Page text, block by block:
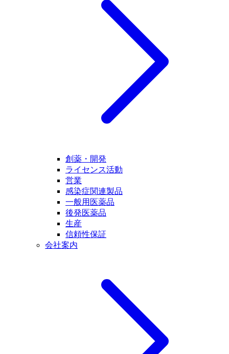
創薬・開発
ライセンス活動
営業
感染症関連製品
一般用医薬品
後発医薬品
生産
信頼性保証
会社案内